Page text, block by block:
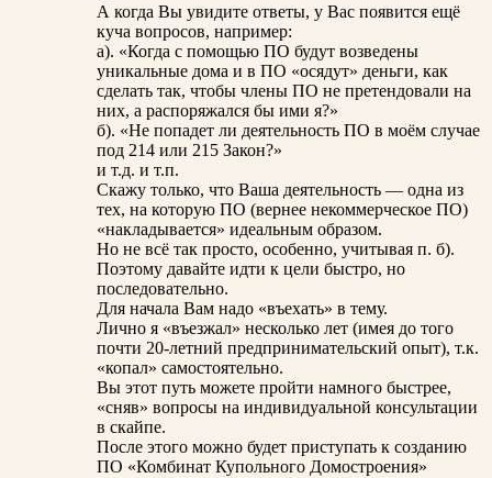
А когда Вы увидите ответы, у Вас появится ещё
куча вопросов, например:
а). «Когда с помощью ПО будут возведены
уникальные дома и в ПО «осядут» деньги, как
сделать так, чтобы члены ПО не претендовали на
них, а распоряжался бы ими я?»
б). «Не попадет ли деятельность ПО в моём случае
под 214 или 215 Закон?»
и т.д. и т.п.
Скажу только, что Ваша деятельность — одна из
тех, на которую ПО (вернее некоммерческое ПО)
«накладывается» идеальным образом.
Но не всё так просто, особенно, учитывая п. б).
Поэтому давайте идти к цели быстро, но
последовательно.
Для начала Вам надо «въехать» в тему.
Лично я «въезжал» несколько лет (имея до того
почти 20-летний предпринимательский опыт), т.к.
«копал» самостоятельно.
Вы этот путь можете пройти намного быстрее,
«сняв» вопросы на индивидуальной консультации
в скайпе.
После этого можно будет приступать к созданию
ПО «Комбинат Купольного Домостроения»